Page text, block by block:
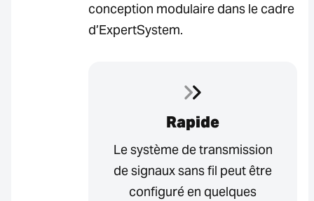
conception modulaire dans le cadre
d’ExpertSystem.
Rapide
Le système de transmission
de signaux sans fil peut être
configuré en quelques